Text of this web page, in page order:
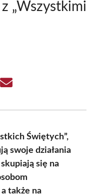
„Wszystkimi
Share
Świętych”,
swoje działania
się na
także na